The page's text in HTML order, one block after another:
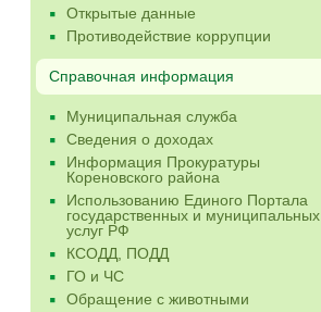
Открытые данные
Противодействие коррупции
Справочная информация
Муниципальная служба
Сведения о доходах
Информация Прокуратуры
Кореновского района
Использованию Единого Портала
государственных и муниципальных
услуг РФ
КСОДД, ПОДД
ГО и ЧС
Обращение с животными